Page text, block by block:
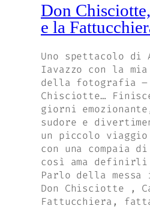
Don
e la
Uno spettacolo di
Iavazzo con la
della fotografia –
Chisciotte…
giorni
sudore e
un piccolo
con una compaia
così ama
Parlo della messa
Don Chisciotte ,
Fattucchiera,